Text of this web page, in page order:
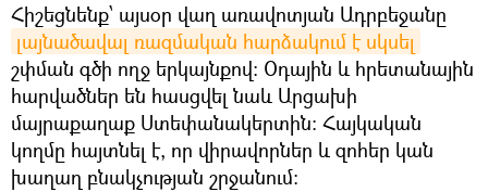
Հիշեցնենք՝ այսօր վաղ առավոտյան Ադրբեջանը
լայնածավալ ռազմական հարձակում է սկսել
շփման գծի ողջ երկայնքով: Օդային և հրետանային
հարվածներ են հասցվել նաև Արցախի
մայրաքաղաք Ստեփանակերտին: Հայկական
կողմը հայտնել է, որ վիրավորներ և զոհեր կան
խաղաղ բնակչության շրջանում։